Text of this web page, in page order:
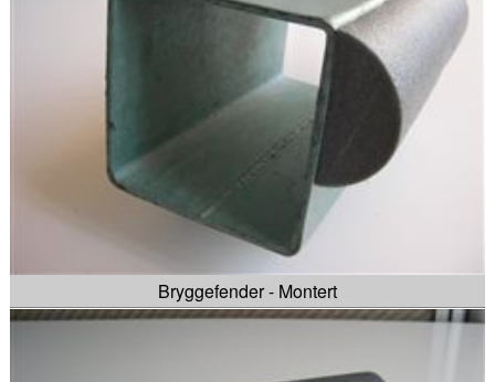
Bryggefender - Montert